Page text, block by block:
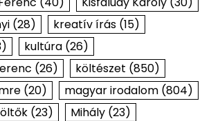
(28) kreatív írás(15)
kultúra(26)
(26) költészet (850)
(20) magyar irodalom(804)
(23) Mihály(23)